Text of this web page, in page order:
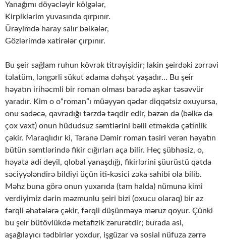
Yanağımı döyəcləyir kölgələr,
Kirpiklərim yuvasında qırpınır.
Ürəyimdə haray salır bəlkələr,
Gözlərimdə xatirələr çırpınır.
Bu şeir sağlam ruhun kövrək titrəyişidir; lakin şeirdəki zərrəvi
təlatüm, ləngərli sükut adama dəhşət yaşadır… Bu şeir
həyatın irihəcmli bir roman olması barədə aşkar təsəvvür
yaradır. Kim o o“roman”ı müəyyən qədər diqqətsiz oxuyursa,
onu sadəcə, qavradığı tərzdə təqdir edir, bəzən də (bəlkə də
çox vaxt) onun hüdudsuz səmtlərini bəlli etməkdə çətinlik
çəkir. Maraqlıdır ki, Təranə Dəmir roman təsiri verən həyatın
bütün səmtlərində fikir cığırları aça bilir. Heç şübhəsiz, o,
həyata adi deyil, qlobal yanaşdığı, fikirlərini şüurüstü qatda
səciyyələndirə bildiyi üçün iti-kəsici zəka sahibi ola bilib.
Məhz buna görə onun yuxarıda (tam halda) nümunə kimi
verdiyimiz dərin məzmunlu şeiri bizi (oxucu olaraq) bir az
fərqli əhatələrə çəkir, fərqli düşünməyə məruz qoyur. Çünki
bu şeir bütövlükdə metafizik zərurətdir; burada asi,
aşağılayıcı tədbirlər yoxdur, işgüzar və sosial nüfuza zərrə